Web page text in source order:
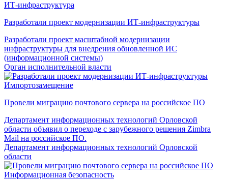
ИТ-инфраструктура
Разработали проект модернизации ИТ-инфраструктуры
Разработали проект масштабной модернизации
инфраструктуры для внедрения обновленной ИС
(информационной системы)
Орган исполнительной власти
Импортозамещение
Провели миграцию почтового сервера на российское ПО
Департамент информационных технологий Орловской
области объявил о переходе с зарубежного решения Zimbra
Mail на российское ПО.
Департамент информационных технологий Орловской
области
Информационная безопасность